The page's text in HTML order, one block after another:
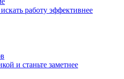
работу эффективнее
и станьте заметнее